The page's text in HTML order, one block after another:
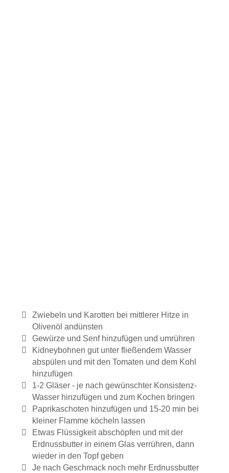
Zwiebeln und Karotten bei mittlerer Hitze in
Olivenöl andünsten
Gewürze und Senf hinzufügen und umrühren
Kidneybohnen gut unter fließendem Wasser
abspülen und mit den Tomaten und dem Kohl
hinzufügen
1-2 Gläser - je nach gewünschter Konsistenz-
Wasser hinzufügen und zum Kochen bringen
Paprikaschoten hinzufügen und 15-20 min bei
kleiner Flamme köcheln lassen
Etwas Flüssigkeit abschöpfen und mit der
Erdnussbutter in einem Glas verrühren, dann
wieder in den Topf geben
Je nach Geschmack noch mehr Erdnussbutter